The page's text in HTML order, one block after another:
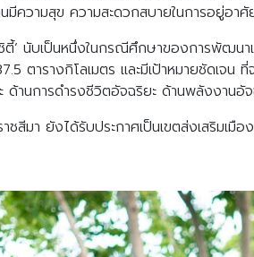
ความสุข ความสะดวกสบายในการอยู่อา
ซิตี้’ นับเป็นหนึ่งในกรณีศึกษาของการพัฒน
ตารางกิโลเมตร และมีเป้าหมายชัดเจน
ด้านการดำรงชีวิตอัจฉริยะ ด้านพลังงานอั
สีมา ยังได้รับประกาศเป็นเขตส่งเสริมเมื